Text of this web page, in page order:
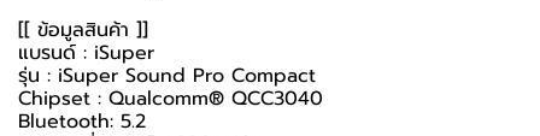
[[ ข้อมูลสินค้า ]]
แบรนด์ : iSuper
รุ่น : iSuper Sound Pro Compact
Chipset : Qualcomm® QCC3040
Bluetooth: 5.2